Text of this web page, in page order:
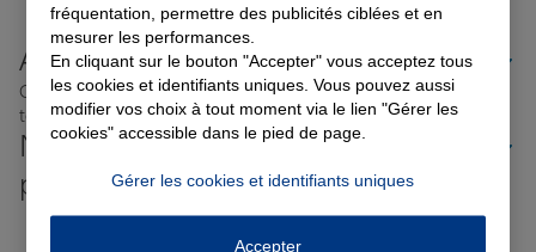
Retraite
Tous nos devis d'assurance
Allianz proche de chez vous
Où que vous soyez en France, nos agences Allianz sont
toujours près de chez vous.
Nos offres d'assurance dans les
plus grandes villes de France
fréquentation, permettre des publicités ciblées et en
mesurer les performances.
En cliquant sur le bouton "Accepter" vous acceptez tous
les cookies et identifiants uniques. Vous pouvez aussi
modifier vos choix à tout moment via le lien "Gérer les
cookies" accessible dans le pied de page.
Gérer les cookies et identifiants uniques
Accepter